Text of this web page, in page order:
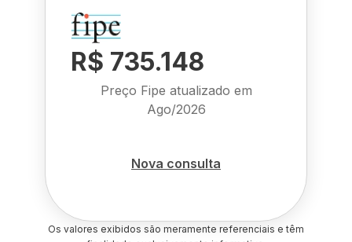
R$ 735.148
Preço Fipe atualizado em
Ago/2026
Nova consulta
Os valores exibidos são meramente referenciais e têm